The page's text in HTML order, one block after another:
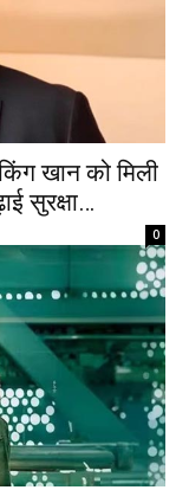
खान को मिली
सुरक्षा…
0